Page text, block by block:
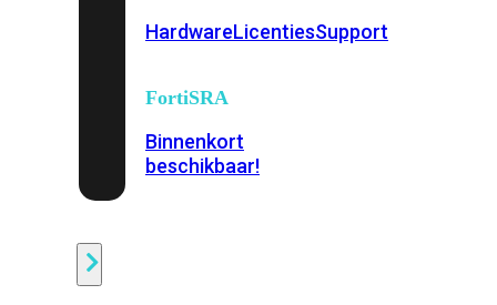
HardwareLicentiesSupport
FortiSRA
Binnenkort
beschikbaar!